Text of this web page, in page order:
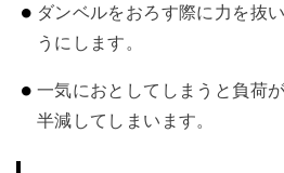
ダンベルをおろす際に力を抜
うにします。
一気におとしてしまうと負荷
半減してしまいます。